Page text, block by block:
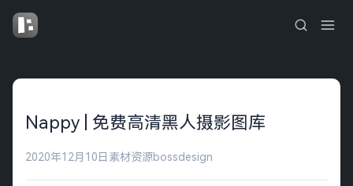
Nappy | 免费高清黑人摄影图库
2020年12月10日 素材资源bossdesign